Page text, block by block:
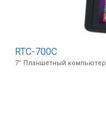
RTC-700C
7” Планшетный компьютер